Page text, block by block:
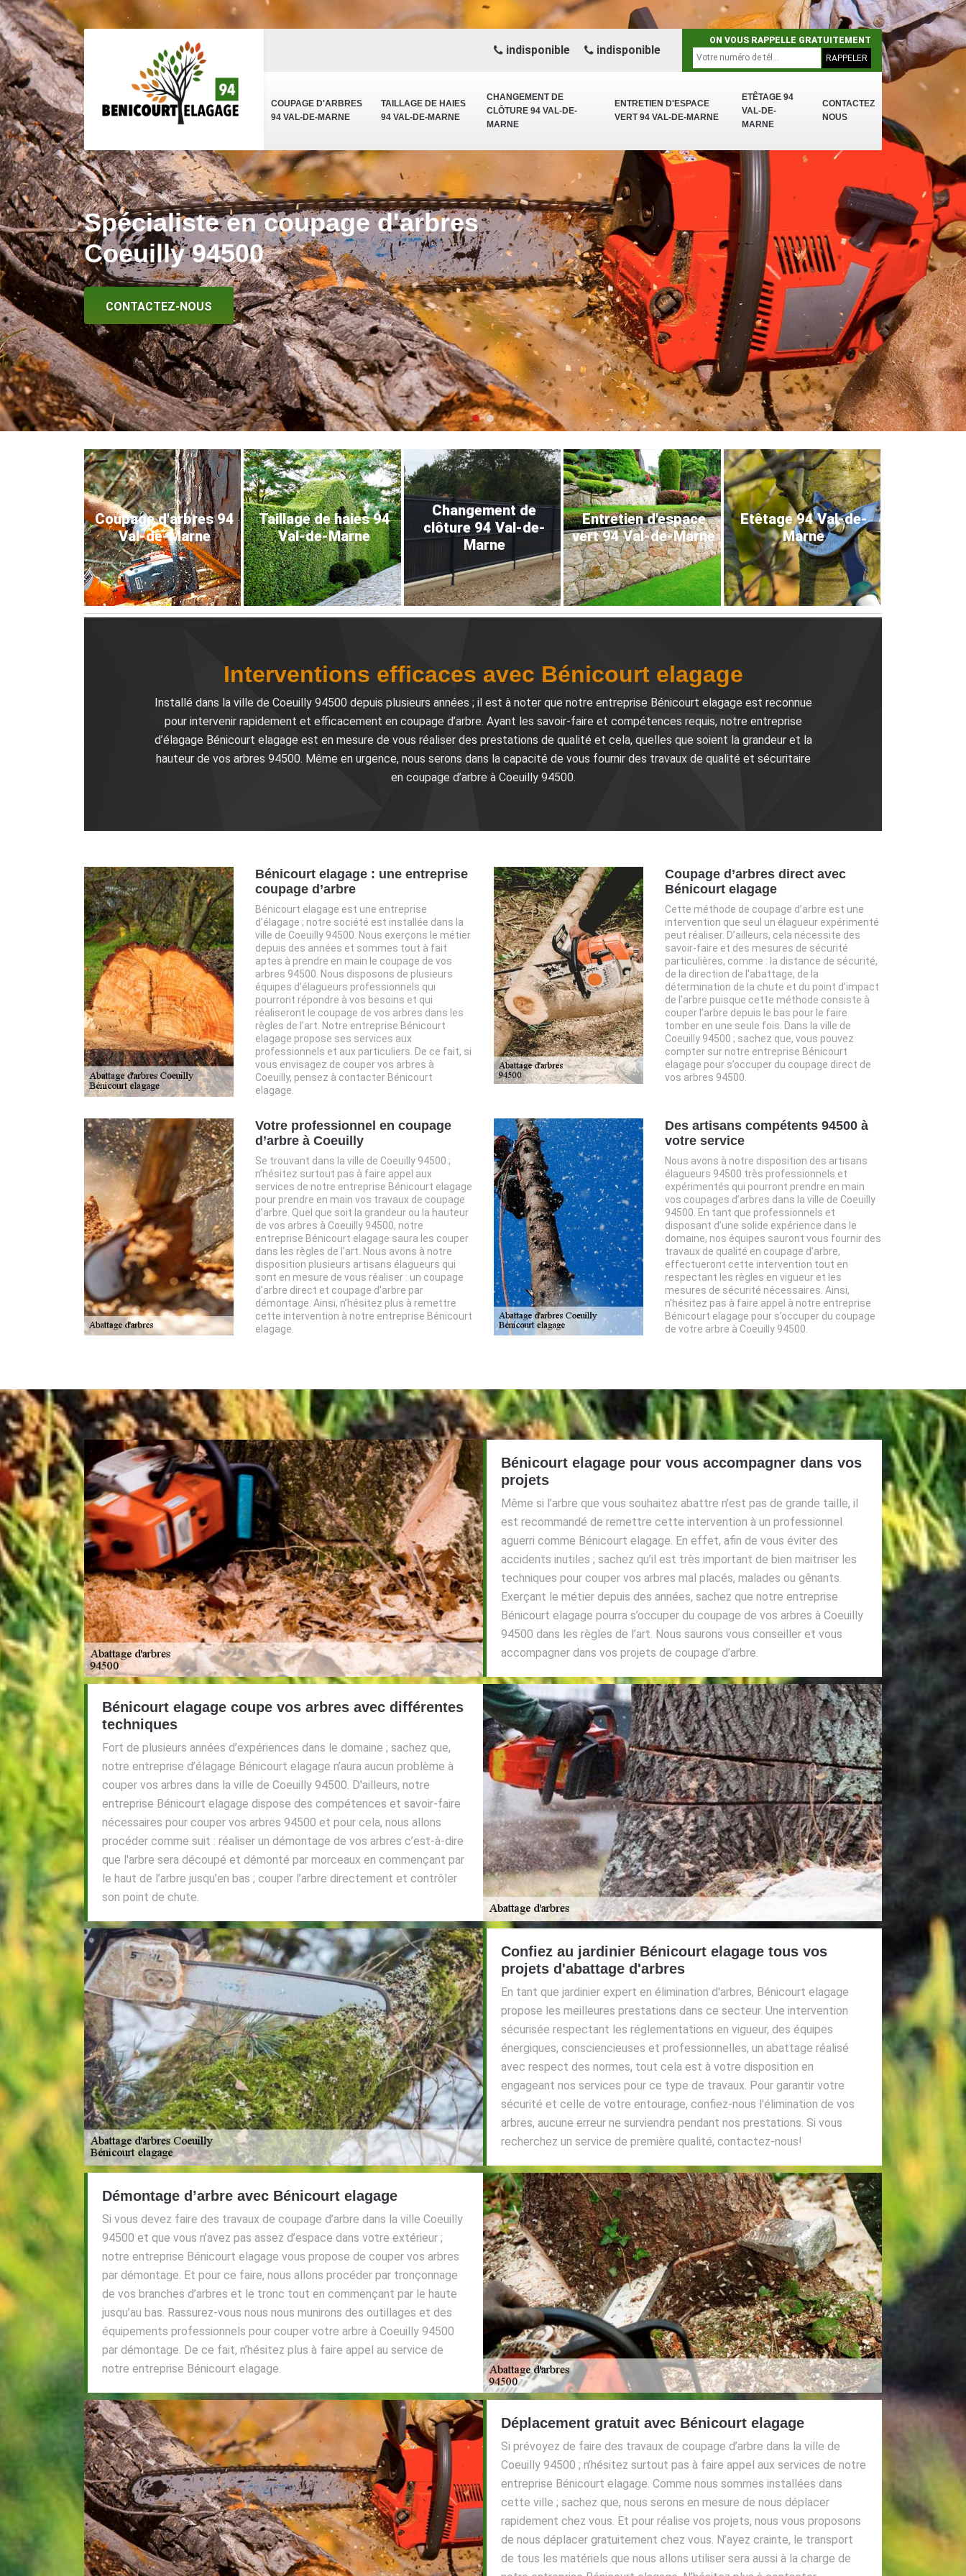
COUPAGE D'ARBRES
94 VAL-DE-MARNE
TAILLAGE DE HAIES
94 VAL-DE-MARNE
CHANGEMENT DE
CLÔTURE 94 VAL-DE-
MARNE
ENTRETIEN D'ESPACE
VERT 94 VAL-DE-MARNE
ETÊTAGE 94
VAL-DE-
MARNE
CONTACTEZ
NOUS
indisponible indisponible
ON VOUS RAPPELLE GRATUITEMENT
Spécialiste en coupage d'arbres
Coeuilly 94500
CONTACTEZ-NOUS
Coupage d'arbres 94
Val-de-Marne
Taillage de haies 94
Val-de-Marne
Changement de
clôture 94 Val-de-
Marne
Entretien d'espace
vert 94 Val-de-Marne
Etêtage 94 Val-de-
Marne
Interventions efficaces avec Bénicourt elagage
Installé dans la ville de Coeuilly 94500 depuis plusieurs années ; il est à noter que notre entreprise Bénicourt elagage est reconnue
pour intervenir rapidement et efficacement en coupage d’arbre. Ayant les savoir-faire et compétences requis, notre entreprise
d’élagage Bénicourt elagage est en mesure de vous réaliser des prestations de qualité et cela, quelles que soient la grandeur et la
hauteur de vos arbres 94500. Même en urgence, nous serons dans la capacité de vous fournir des travaux de qualité et sécuritaire
en coupage d’arbre à Coeuilly 94500.
Bénicourt elagage : une entreprise
coupage d’arbre
Bénicourt elagage est une entreprise
d’élagage ; notre société est installée dans la
ville de Coeuilly 94500. Nous exerçons le métier
depuis des années et sommes tout à fait
aptes à prendre en main le coupage de vos
arbres 94500. Nous disposons de plusieurs
équipes d’élagueurs professionnels qui
pourront répondre à vos besoins et qui
réaliseront le coupage de vos arbres dans les
règles de l’art. Notre entreprise Bénicourt
elagage propose ses services aux
professionnels et aux particuliers. De ce fait, si
vous envisagez de couper vos arbres à
Coeuilly, pensez à contacter Bénicourt
elagage.
Coupage d’arbres direct avec
Bénicourt elagage
Cette méthode de coupage d’arbre est une
intervention que seul un élagueur expérimenté
peut réaliser. D’ailleurs, cela nécessite des
savoir-faire et des mesures de sécurité
particulières, comme : la distance de sécurité,
de la direction de l’abattage, de la
détermination de la chute et du point d’impact
de l’arbre puisque cette méthode consiste à
couper l’arbre depuis le bas pour le faire
tomber en une seule fois. Dans la ville de
Coeuilly 94500 ; sachez que, vous pouvez
compter sur notre entreprise Bénicourt
elagage pour s’occuper du coupage direct de
vos arbres 94500.
Votre professionnel en coupage
d’arbre à Coeuilly
Se trouvant dans la ville de Coeuilly 94500 ;
n’hésitez surtout pas à faire appel aux
services de notre entreprise Bénicourt elagage
pour prendre en main vos travaux de coupage
d’arbre. Quel que soit la grandeur ou la hauteur
de vos arbres à Coeuilly 94500, notre
entreprise Bénicourt elagage saura les couper
dans les règles de l’art. Nous avons à notre
disposition plusieurs artisans élagueurs qui
sont en mesure de vous réaliser : un coupage
d’arbre direct et coupage d’arbre par
démontage. Ainsi, n’hésitez plus à remettre
cette intervention à notre entreprise Bénicourt
elagage.
Des artisans compétents 94500 à
votre service
Nous avons à notre disposition des artisans
élagueurs 94500 très professionnels et
expérimentés qui pourront prendre en main
vos coupages d’arbres dans la ville de Coeuilly
94500. En tant que professionnels et
disposant d’une solide expérience dans le
domaine, nos équipes sauront vous fournir des
travaux de qualité en coupage d’arbre,
effectueront cette intervention tout en
respectant les règles en vigueur et les
mesures de sécurité nécessaires. Ainsi,
n’hésitez pas à faire appel à notre entreprise
Bénicourt elagage pour s’occuper du coupage
de votre arbre à Coeuilly 94500.
Bénicourt elagage pour vous accompagner dans vos
projets
Même si l’arbre que vous souhaitez abattre n’est pas de grande taille, il
est recommandé de remettre cette intervention à un professionnel
aguerri comme Bénicourt elagage. En effet, afin de vous éviter des
accidents inutiles ; sachez qu’il est très important de bien maitriser les
techniques pour couper vos arbres mal placés, malades ou gênants.
Exerçant le métier depuis des années, sachez que notre entreprise
Bénicourt elagage pourra s’occuper du coupage de vos arbres à Coeuilly
94500 dans les règles de l’art. Nous saurons vous conseiller et vous
accompagner dans vos projets de coupage d’arbre.
Bénicourt elagage coupe vos arbres avec différentes
techniques
Fort de plusieurs années d’expériences dans le domaine ; sachez que,
notre entreprise d’élagage Bénicourt elagage n’aura aucun problème à
couper vos arbres dans la ville de Coeuilly 94500. D'ailleurs, notre
entreprise Bénicourt elagage dispose des compétences et savoir-faire
nécessaires pour couper vos arbres 94500 et pour cela, nous allons
procéder comme suit : réaliser un démontage de vos arbres c’est-à-dire
que l'arbre sera découpé et démonté par morceaux en commençant par
le haut de l’arbre jusqu’en bas ; couper l’arbre directement et contrôler
son point de chute.
Confiez au jardinier Bénicourt elagage tous vos
projets d'abattage d'arbres
En tant que jardinier expert en élimination d'arbres, Bénicourt elagage
propose les meilleures prestations dans ce secteur. Une intervention
sécurisée respectant les réglementations en vigueur, des équipes
énergiques, consciencieuses et professionnelles, un abattage réalisé
avec respect des normes, tout cela est à votre disposition en
engageant nos services pour ce type de travaux. Pour garantir votre
sécurité et celle de votre entourage, confiez-nous l'élimination de vos
arbres, aucune erreur ne surviendra pendant nos prestations. Si vous
recherchez un service de première qualité, contactez-nous!
Démontage d’arbre avec Bénicourt elagage
Si vous devez faire des travaux de coupage d’arbre dans la ville Coeuilly
94500 et que vous n’avez pas assez d’espace dans votre extérieur ;
notre entreprise Bénicourt elagage vous propose de couper vos arbres
par démontage. Et pour ce faire, nous allons procéder par tronçonnage
de vos branches d’arbres et le tronc tout en commençant par le haute
jusqu’au bas. Rassurez-vous nous nous munirons des outillages et des
équipements professionnels pour couper votre arbre à Coeuilly 94500
par démontage. De ce fait, n’hésitez plus à faire appel au service de
notre entreprise Bénicourt elagage.
Déplacement gratuit avec Bénicourt elagage
Si prévoyez de faire des travaux de coupage d’arbre dans la ville de
Coeuilly 94500 ; n’hésitez surtout pas à faire appel aux services de notre
entreprise Bénicourt elagage. Comme nous sommes installées dans
cette ville ; sachez que, nous serons en mesure de nous déplacer
rapidement chez vous. Et pour réalise vos projets, nous vous proposons
de nous déplacer gratuitement chez vous. N’ayez crainte, le transport
de tous les matériels que nous allons utiliser sera aussi à la charge de